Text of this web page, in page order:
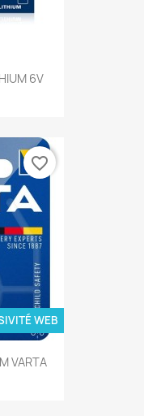
6V
VARTA
WEB
favorite_border